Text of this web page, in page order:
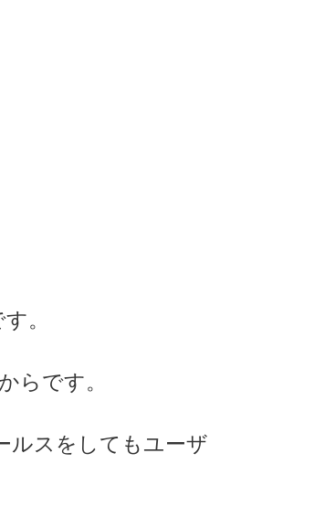
。
らです。
ルスをしてもユーザ